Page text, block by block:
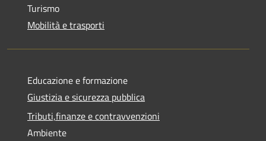
Turismo
Mobilità e trasporti
Educazione e formazione
Giustizia e sicurezza pubblica
Tributi,finanze e contravvenzioni
Ambiente